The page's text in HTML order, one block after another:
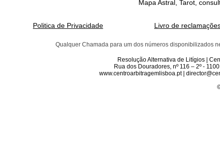
Mapa Astral, Tarot,
Politica de Privacidade Livro de
Qualquer Chamada para um dos números disponibilizados
Resolução Alternativa de Litígios |
Rua dos Douradores, nº 116 – 2º -
www.centroarbitragemlisboa.pt |